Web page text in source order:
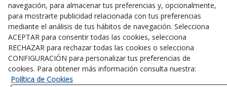
¡Síguenos!
Este sitio web refleja solo la opinión del autor. La Comisión Europea y la
navegación, para almacenar tus preferencias y, opcionalmente,
para mostrarte publicidad relacionada con tus preferencias
mediante el análisis de tus hábitos de navegación. Selecciona
ACEPTAR para consentir todas las cookies, selecciona
RECHAZAR para rechazar todas las cookies o selecciona
CONFIGURACIÓN para personalizar tus preferencias de
cookies. Para obtener más información consulta nuestra:
Política de Cookies